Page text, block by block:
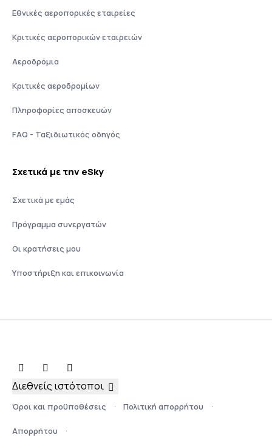
Εθνικές αεροπορικές εταιρείες
Κριτικές αεροπορικών εταιρειών
Αεροδρόμια
Κριτικές αεροδρομίων
Πληροφορίες αποσκευών
FAQ - Ταξιδιωτικός οδηγός
Σχετικά με την eSky
Σχετικά με εμάς
Πρόγραμμα συνεργατών
Οι κρατήσεις μου
Υποστήριξη και επικοινωνία
Όροι και προϋποθέσεις Πολιτική απορρήτου
Απορρήτου
Διεθνείς ιστότοποι